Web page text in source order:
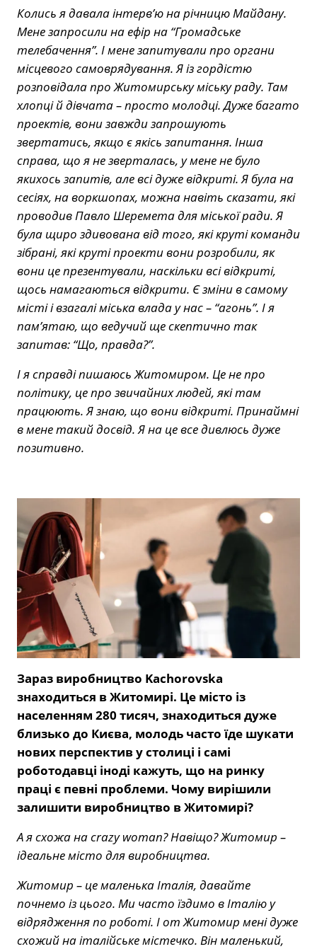
Колись я давала інтерв’ю на річницю Майдану.
Мене запросили на ефір на “Громадське
телебачення”. І мене запитували про органи
місцевого самоврядування. Я із гордістю
розповідала про Житомирську міську раду. Там
хлопці й дівчата – просто молодці. Дуже багато
проектів, вони завжди запрошують
звертатись, якщо є якісь запитання. Інша
справа, що я не зверталась, у мене не було
якихось запитів, але всі дуже відкриті. Я була на
сесіях, на воркшопах, можна навіть сказати, які
проводив Павло Шеремета для міської ради. Я
була щиро здивована від того, які круті команди
зібрані, які круті проекти вони розробили, як
вони це презентували, наскільки всі відкриті,
щось намагаються відкрити. Є зміни в самому
місті і взагалі міська влада у нас – “агонь”. І я
пам’ятаю, що ведучий ще скептично так
запитав: “Що, правда?”.
І я справді пишаюсь Житомиром. Це не про
політику, це про звичайних людей, які там
працюють. Я знаю, що вони відкриті. Принаймні
в мене такий досвід. Я на це все дивлюсь дуже
позитивно.
Зараз виробництво Kachorovska
знаходиться в Житомирі. Це місто із
населенням 280 тисяч, знаходиться дуже
близько до Києва, молодь часто їде шукати
нових перспектив у столиці і самі
роботодавці іноді кажуть, що на ринку
праці є певні проблеми. Чому вирішили
залишити виробництво в Житомирі?
А я схожа на crazy woman? Навіщо? Житомир –
ідеальне місто для виробництва.
Житомир – це маленька Італія, давайте
почнемо із цього. Ми часто їздимо в Італію у
відрядження по роботі. І от Житомир мені дуже
схожий на італійське містечко. Він маленький,